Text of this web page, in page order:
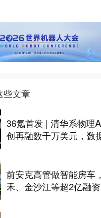
些文章
36氪首发 | 清华系物理
创再融数千万美元，数
前安克高管做智能房车
禾、金沙江等超2亿融